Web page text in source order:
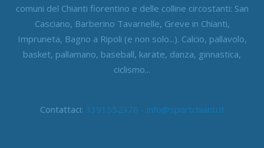
comuni del Chianti fiorentino e delle colline circostanti: San
Casciano, Barberino Tavarnelle, Greve in Chianti,
Impruneta, Bagno a Ripoli (e non solo...). Calcio, pallavolo,
basket, pallamano, baseball, karate, danza, ginnastica,
ciclismo...
Contattaci: 3391552376 - info@sportchianti.it